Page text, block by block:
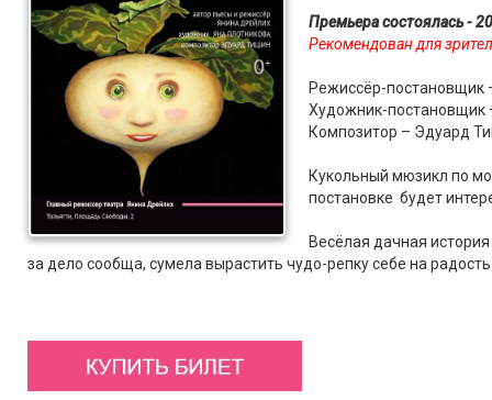
Премьера состоялась -
Рекомендован для
Режиссёр-постановщик
Художник-постановщик
Композитор – Эдуард
Кукольный мюзикл по
постановке будет
Весёлая дачная
за дело сообща, сумела вырастить чудо-репку себе на